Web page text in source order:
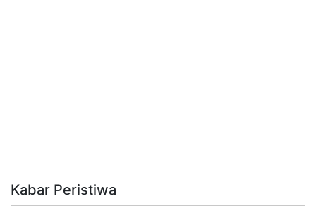
Kabar Peristiwa